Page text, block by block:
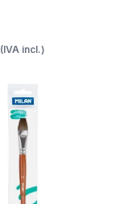
(IVA incl.)